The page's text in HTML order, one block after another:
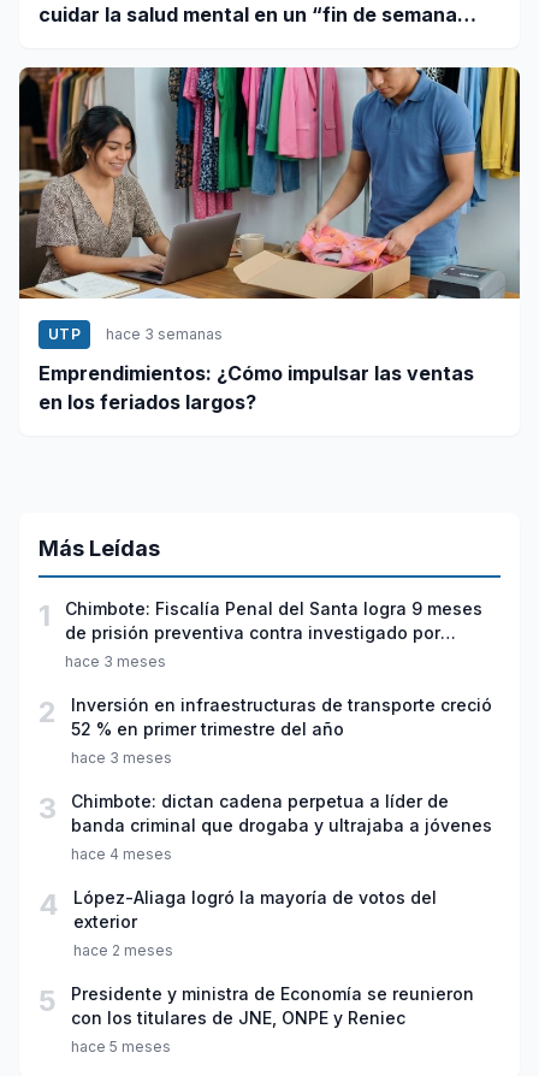
cuidar la salud mental en un “fin de semana
UTP hace 3 semanas
Emprendimientos: ¿Cómo impulsar las ventas
en los feriados largos?
Más Leídas
1
Chimbote: Fiscalía Penal del Santa logra 9 meses
de prisión preventiva contra investigado por
violación sexual y tentativa de feminicidio
hace 3 meses
2
Inversión en infraestructuras de transporte creció
52 % en primer trimestre del año
hace 3 meses
3
Chimbote: dictan cadena perpetua a líder de
banda criminal que drogaba y ultrajaba a jóvenes
hace 4 meses
4
López-Aliaga logró la mayoría de votos del
exterior
hace 2 meses
5
Presidente y ministra de Economía se reunieron
con los titulares de JNE, ONPE y Reniec
hace 5 meses